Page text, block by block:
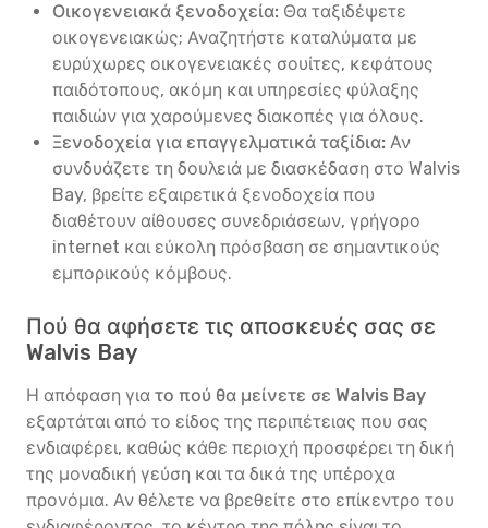
Οικογενειακά ξενοδοχεία: Θα ταξιδέψετε
οικογενειακώς; Αναζητήστε καταλύματα με
ευρύχωρες οικογενειακές σουίτες, κεφάτους
παιδότοπους, ακόμη και υπηρεσίες φύλαξης
παιδιών για χαρούμενες διακοπές για όλους.
Ξενοδοχεία για επαγγελματικά ταξίδια: Αν
συνδυάζετε τη δουλειά με διασκέδαση στο Walvis
Bay, βρείτε εξαιρετικά ξενοδοχεία που
διαθέτουν αίθουσες συνεδριάσεων, γρήγορο
internet και εύκολη πρόσβαση σε σημαντικούς
εμπορικούς κόμβους.
Πού θα αφήσετε τις αποσκευές σας σε
Walvis Bay
Η απόφαση για το πού θα μείνετε σε Walvis Bay
εξαρτάται από το είδος της περιπέτειας που σας
ενδιαφέρει, καθώς κάθε περιοχή προσφέρει τη δική
της μοναδική γεύση και τα δικά της υπέροχα
προνόμια. Αν θέλετε να βρεθείτε στο επίκεντρο του